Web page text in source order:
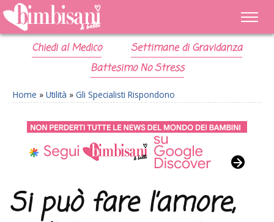
Chiedi al Medico
Settimane di Gravidanza
Battesimo No Stress
Home » Utilità » Gli Specialisti Rispondono
Si può fare l’amore,